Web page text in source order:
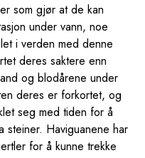
som gjør at de kan
under vann, noe
i verden med denne
deres saktere enn
og blodårene under
deres er forkortet, og
seg med tiden for å
Haviguanene har
for å kunne trekke